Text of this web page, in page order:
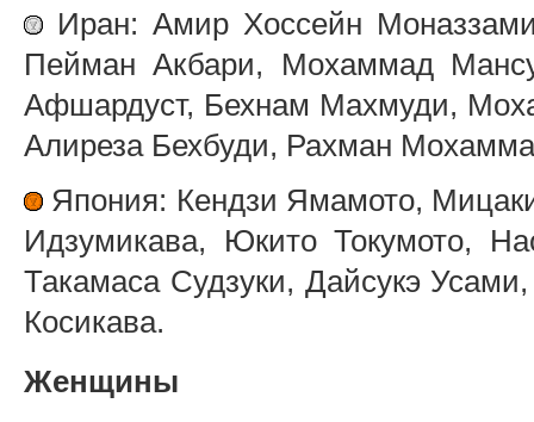
Иран: Амир Хоссейн
Пейман Акбари, Мохаммад
Афшардуст, Бехнам Махмуди,
Алиреза Бехбуди, Рахман
Япония: Кендзи Ямамото,
Идзумикава, Юкито Токумото,
Такамаса Судзуки, Дайсукэ
Косикава.
Женщины